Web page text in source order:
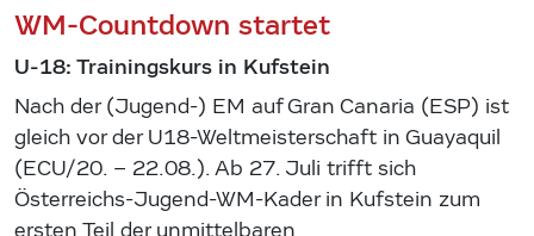
WM-Countdown startet
U-18: Trainingskurs in Kufstein
Nach der (Jugend-) EM auf Gran Canaria (ESP) ist
gleich vor der U18-Weltmeisterschaft in Guayaquil
(ECU/20. – 22.08.). Ab 27. Juli trifft sich
Österreichs-Jugend-WM-Kader in Kufstein zum